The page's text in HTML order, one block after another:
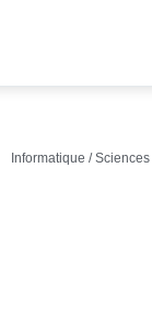
Informatique / Sciences